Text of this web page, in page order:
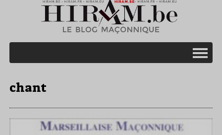
chant